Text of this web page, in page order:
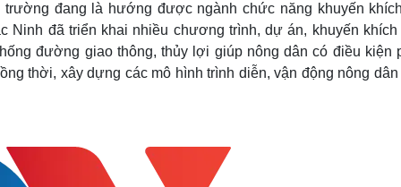
Sân khấu - Điện ảnh
Văn học
Âm nhạc
Di sản
Nghệ sĩ
Thời trang
Sao Việt
đang là hướng được ngành chức năng khuyến
Ninh đã triển khai nhiều chương trình, dự án, khuyến khích
đường giao thông, thủy lợi giúp nông dân có điều kiện
thời, xây dựng các mô hình trình diễn, vận động nông dân